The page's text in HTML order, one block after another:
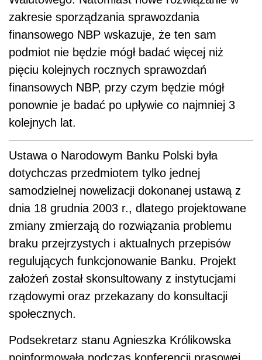
zakresie sporządzania sprawozdania
finansowego NBP wskazuje, że ten sam
podmiot nie będzie mógł badać więcej niż
pięciu kolejnych rocznych sprawozdań
finansowych NBP, przy czym będzie mógł
ponownie je badać po upływie co najmniej 3
kolejnych lat.
Ustawa o Narodowym Banku Polski była
dotychczas przedmiotem tylko jednej
samodzielnej nowelizacji dokonanej ustawą z
dnia 18 grudnia 2003 r., dlatego projektowane
zmiany zmierzają do rozwiązania problemu
braku przejrzystych i aktualnych przepisów
regulujących funkcjonowanie Banku. Projekt
założeń został skonsultowany z instytucjami
rządowymi oraz przekazany do konsultacji
społecznych.
Podsekretarz stanu Agnieszka Królikowska